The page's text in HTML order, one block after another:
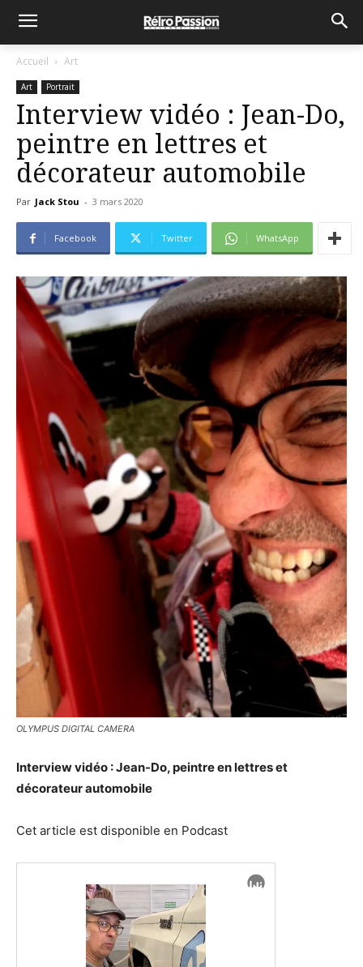
Accueil Art
Art Portrait
Interview vidéo : Jean-Do,
peintre en lettres et
décorateur automobile
Par Jack Stou - 3 mars 2020
Facebook Twitter WhatsApp
OLYMPUS DIGITAL CAMERA
Interview vidéo : Jean-Do, peintre en lettres et
décorateur automobile
Cet article est disponible en Podcast